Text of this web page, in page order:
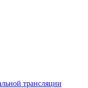
трансляции